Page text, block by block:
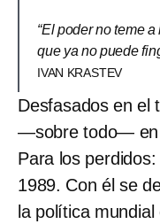
“El poder no teme
que ya no puede
IVAN KRASTEV
Desfasados en el
—sobre todo— en
Para los perdidos:
1989. Con él se
la política